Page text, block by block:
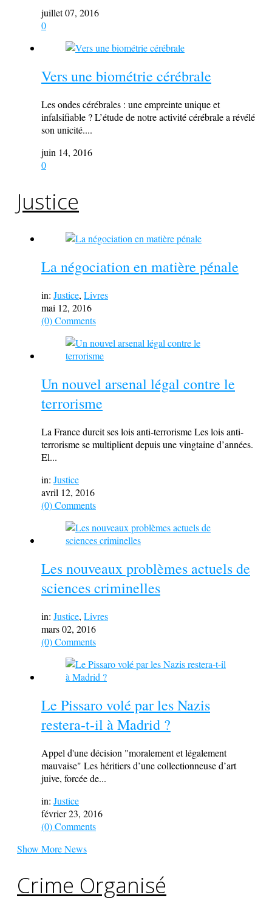
juillet 07, 2016
0
Vers une biométrie cérébrale
Les ondes cérébrales : une empreinte unique et
infalsifiable ? L’étude de notre activité cérébrale a révélé
son unicité....
juin 14, 2016
0
Justice
La négociation en matière pénale
in: Justice, Livres
mai 12, 2016
(0) Comments
Un nouvel arsenal légal contre le
terrorisme
La France durcit ses lois anti-terrorisme Les lois anti-
terrorisme se multiplient depuis une vingtaine d’années.
El...
in: Justice
avril 12, 2016
(0) Comments
Les nouveaux problèmes actuels de
sciences criminelles
in: Justice, Livres
mars 02, 2016
(0) Comments
Le Pissaro volé par les Nazis
restera-t-il à Madrid ?
Appel d'une décision "moralement et légalement
mauvaise" Les héritiers d’une collectionneuse d’art
juive, forcée de...
in: Justice
février 23, 2016
(0) Comments
Show More News
Crime Organisé